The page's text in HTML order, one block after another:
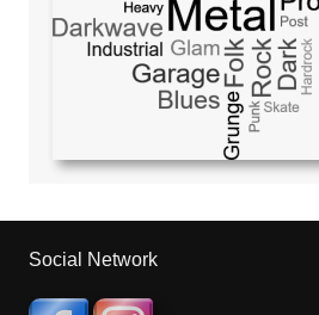
Social Network